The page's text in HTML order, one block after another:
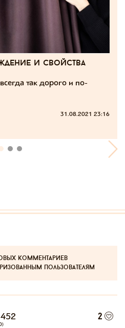
и свойства
так дорого и по-
31.08.2021 23:16
комментариев
пользователям
2